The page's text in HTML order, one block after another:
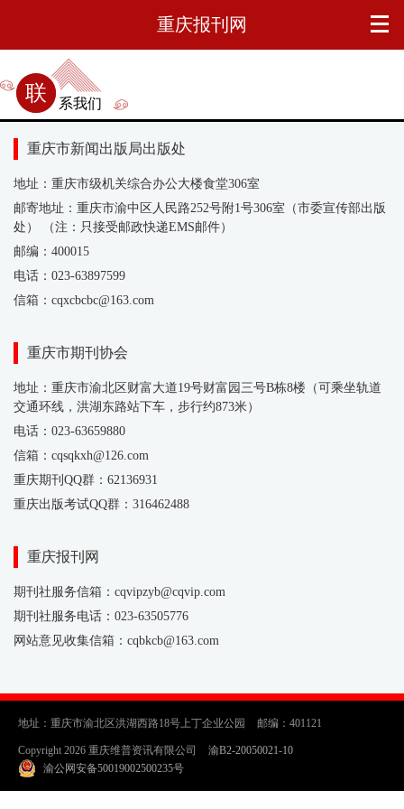
重庆报刊网
联系我们
重庆市新闻出版局出版处
地址：重庆市级机关综合办公大楼食堂306室
邮寄地址：重庆市渝中区人民路252号附1号306室（市委宣传部出版
处） （注：只接受邮政快递EMS邮件）
邮编：400015
电话：023-63897599
信箱：cqxcbcbc@163.com
重庆市期刊协会
地址：重庆市渝北区财富大道19号财富园三号B栋8楼（可乘坐轨道
交通环线，洪湖东路站下车，步行约873米）
电话：023-63659880
信箱：cqsqkxh@126.com
重庆期刊QQ群：62136931
重庆出版考试QQ群：316462488
重庆报刊网
期刊社服务信箱：cqvipzyb@cqvip.com
期刊社服务电话：023-63505776
网站意见收集信箱：cqbkcb@163.com
地址：重庆市渝北区洪湖西路18号上丁企业公园 邮编：401121
Copyright 2026 重庆维普资讯有限公司
渝B2-20050021-10
渝公网安备50019002500235号